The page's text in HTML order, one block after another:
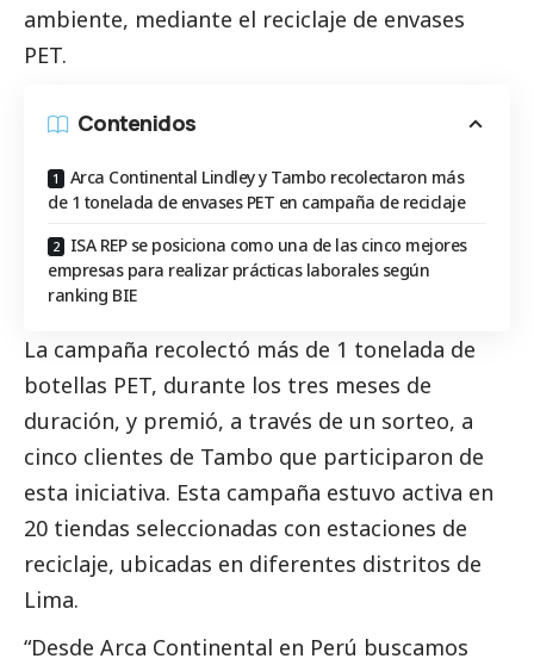
ambiente, mediante el reciclaje de envases
PET.
Contenidos
Arca Continental Lindley y Tambo recolectaron más
de 1 tonelada de envases PET en campaña de reciclaje
ISA REP se posiciona como una de las cinco mejores
empresas para realizar prácticas laborales según
ranking BIE
La campaña recolectó más de 1 tonelada de
botellas PET, durante los tres meses de
duración, y premió, a través de un sorteo, a
cinco clientes de Tambo que participaron de
esta iniciativa. Esta campaña estuvo activa en
20 tiendas seleccionadas con estaciones de
reciclaje, ubicadas en diferentes distritos de
Lima.
“Desde Arca Continental en Perú buscamos